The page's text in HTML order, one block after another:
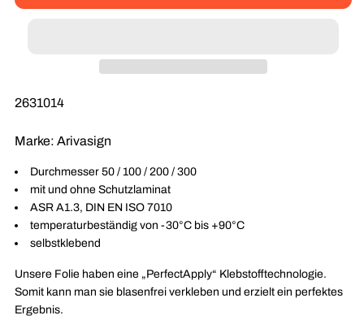
für
M014
Folie
für
SKU:
2631014
Marke: Arivasign
Durchmesser 50 / 100 / 200 / 300
mit und ohne Schutzlaminat
ASR A1.3, DIN EN ISO 7010
temperaturbeständig von -30°C bis +90°C
selbstklebend
Unsere Folie haben eine „PerfectApply“ Klebstofftechnologie.
Somit kann man sie blasenfrei verkleben und erzielt ein perfektes
Ergebnis.